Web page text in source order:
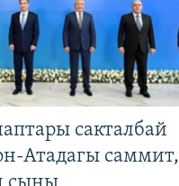
сакталбай
Атадагы саммит,